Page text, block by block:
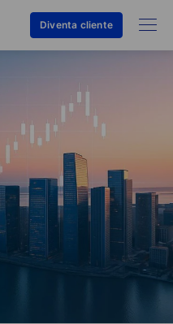
Diventa cliente